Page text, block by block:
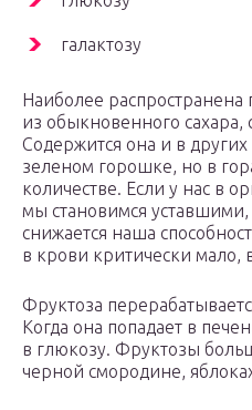
галактозу
Наиболее
из обыкновенного сахара,
Содержится она и в
зеленом горошке, но в
количестве. Если у нас в
мы становимся
снижается наша
в крови критически
Фруктоза
Когда она попадает в
в глюкозу. Фруктозы
черной смородине,